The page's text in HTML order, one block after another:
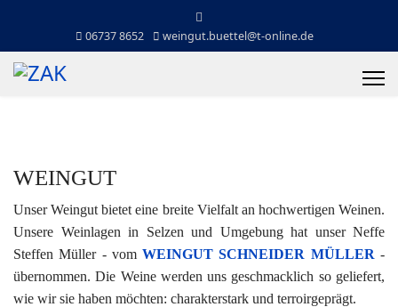
06737 8652 weingut.buettel@t-online.de
WEINGUT
Unser Weingut bietet eine breite Vielfalt an hochwertigen Weinen.
Unsere Weinlagen in Selzen und Umgebung hat unser Neffe
Steffen Müller - vomWEINGUT SCHNEIDER MÜLLER -
übernommen. Die Weine werden uns geschmacklich so geliefert,
wie wir sie haben möchten: charakterstark und terroirgeprägt.